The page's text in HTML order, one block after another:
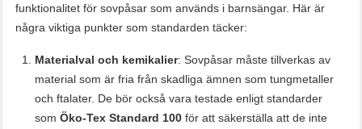
funktionalitet för sovpåsar som används i barnsängar. Här är
några viktiga punkter som standarden täcker:
Materialval och kemikalier: Sovpåsar måste tillverkas av
material som är fria från skadliga ämnen som tungmetaller
och ftalater. De bör också vara testade enligt standarder
som Öko-Tex Standard 100 för att säkerställa att de inte